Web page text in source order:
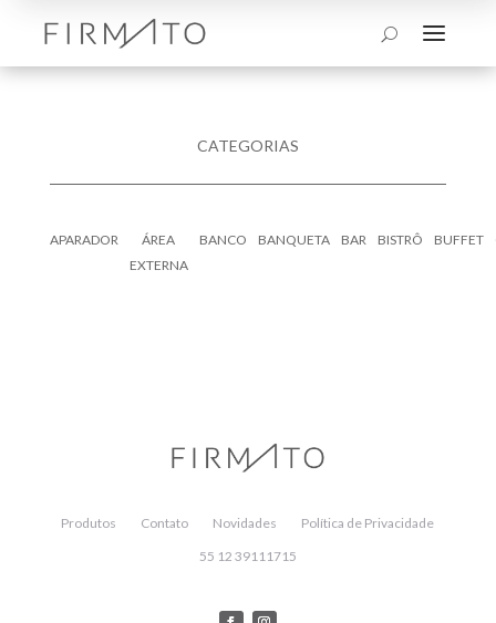
U a
CATEGORIAS
APARADOR
ÁREA
EXTERNA
BANCO BANQUETA BAR BISTRÔ BUFFET
Produtos Contato Novidades
Política de Privacidade
55 12 39111715